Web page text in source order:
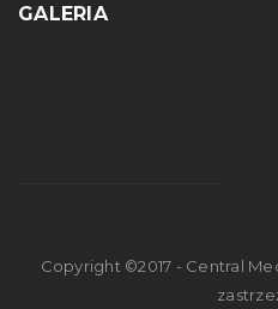
GALERIA
Copyright ©2017 - Central